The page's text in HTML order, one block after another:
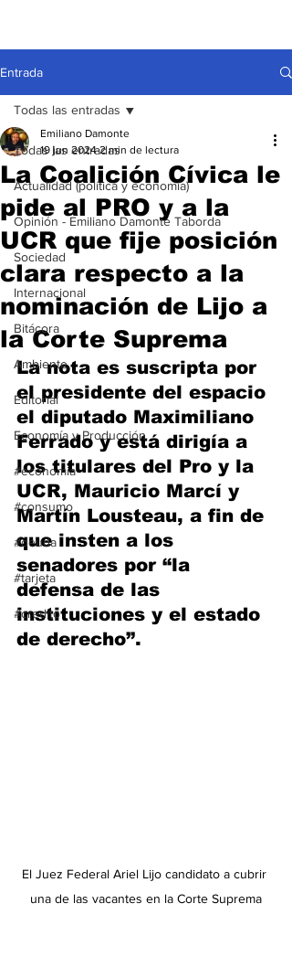
Entrada
Todas las entradas
Actualidad (política y economía)
Opinión - Emiliano Damonte Taborda
Sociedad
Internacional
Bitácora
Ambiente
Editorial
Economía y Producción
#economia
#consumo
#deuda
#tarjeta
#credito
Todas las entradas
La Coalición Cívica le
pide al PRO y a la
UCR que fije posición
clara respecto a la
nominación de Lijo a
la Corte Suprema
Emiliano Damonte
19 jun 2024 2 min de lectura
La nota es suscripta por
el presidente del espacio
el diputado Maximiliano
Ferrado y está dirigía a
los titulares del Pro y la
UCR, Mauricio Marcí y
Martín Lousteau, a fin de
que insten a los
senadores por “la
defensa de las
instituciones y el estado
de derecho”.
El Juez Federal Ariel Lijo candidato a cubrir
una de las vacantes en la Corte Suprema